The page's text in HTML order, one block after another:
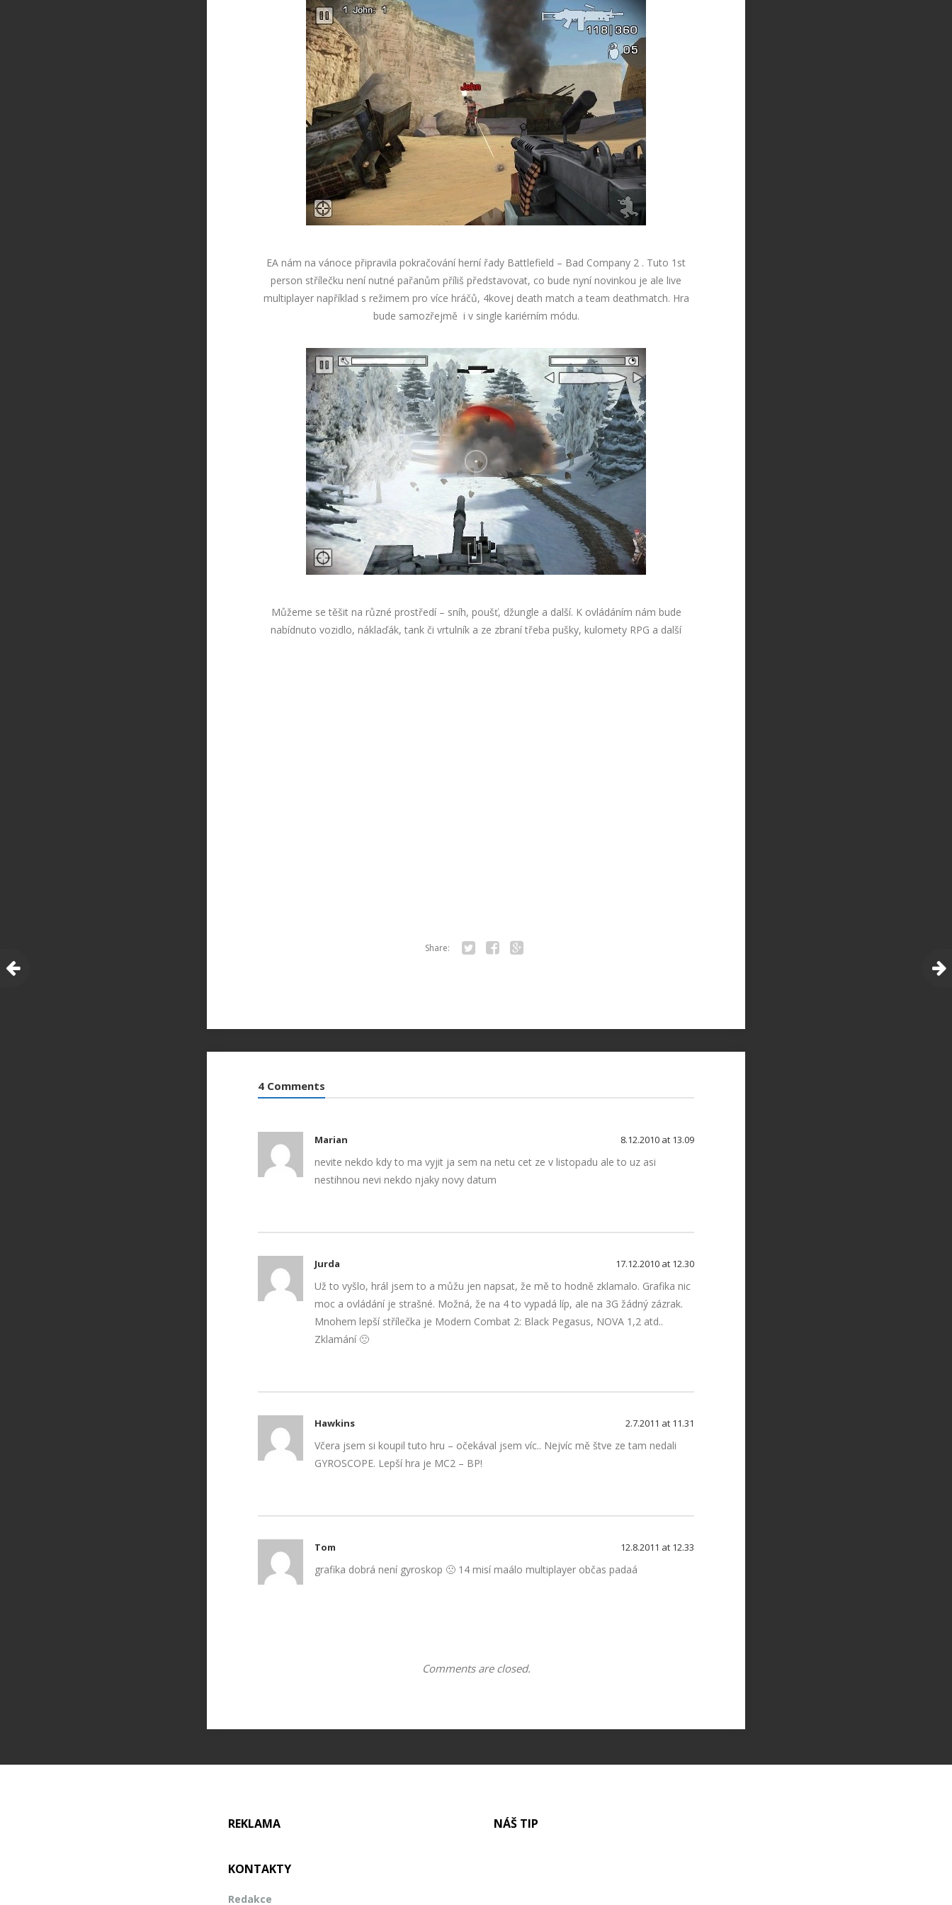
EA nám na vánoce připravila pokračování herní řady Battlefield – Bad Company 2 . Tuto 1st
person střílečku není nutné pařanům příliš představovat, co bude nyní novinkou je ale live
multiplayer například s režimem pro více hráčů, 4kovej death match a team deathmatch. Hra
bude samozřejmě i v single kariérním módu.
Můžeme se těšit na různé prostředí – sníh, poušť, džungle a další. K ovládáním nám bude
nabídnuto vozidlo, náklaďák, tank či vrtulník a ze zbraní třeba pušky, kulomety RPG a další
Share:
4 Comments
Marian 8.12.2010 at 13.09
nevite nekdo kdy to ma vyjit ja sem na netu cet ze v listopadu ale to uz asi
nestihnou nevi nekdo njaky novy datum
Jurda 17.12.2010 at 12.30
Už to vyšlo, hrál jsem to a můžu jen napsat, že mě to hodně zklamalo. Grafika nic
moc a ovládání je strašné. Možná, že na 4 to vypadá líp, ale na 3G žádný zázrak.
Mnohem lepší střílečka je Modern Combat 2: Black Pegasus, NOVA 1,2 atd..
Zklamání 🙁
Hawkins 2.7.2011 at 11.31
Včera jsem si koupil tuto hru – očekával jsem víc.. Nejvíc mě štve ze tam nedali
GYROSCOPE. Lepší hra je MC2 – BP!
Tom 12.8.2011 at 12.33
grafika dobrá není gyroskop 🙁 14 misí maálo multiplayer občas padaá
Comments are closed.
REKLAMA NÁŠ TIP
KONTAKTY
Redakce